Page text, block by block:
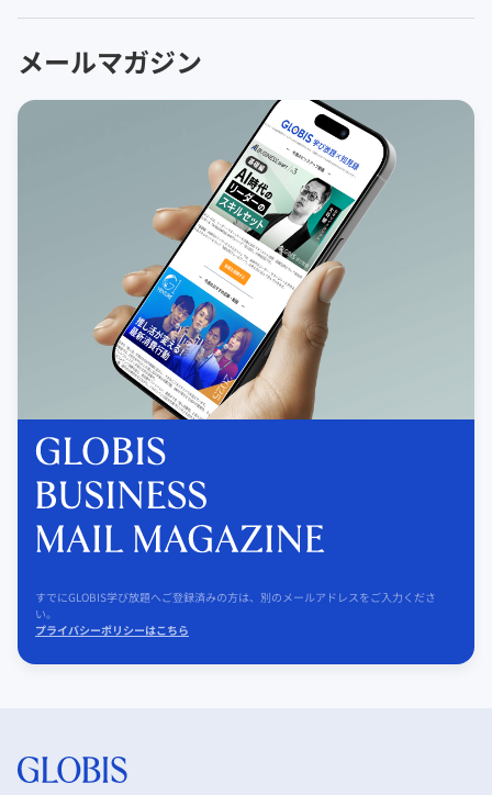
メールマガジン
すでにGLOBIS学び放題へご登録済みの方は、別のメールアドレスをご入力くださ
い。
プライバシーポリシーはこちら